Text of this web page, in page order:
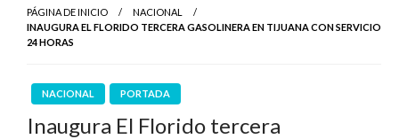
PÁGINA DE INICIO
NACIONAL
INAUGURA EL FLORIDO TERCERA GASOLINERA EN TIJUANA CON SERVICIO
24 HORAS
NACIONAL PORTADA
Inaugura El Florido tercera